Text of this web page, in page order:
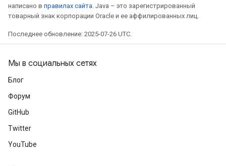
написано в правилах сайта . Java – это зарегистрированный
товарный знак корпорации Oracle и ее аффилированных лиц.
Последнее обновление: 2025-07-26 UTC.
Мы в социальных сетях
Блог
Форум
GitHub
Twitter
YouTube